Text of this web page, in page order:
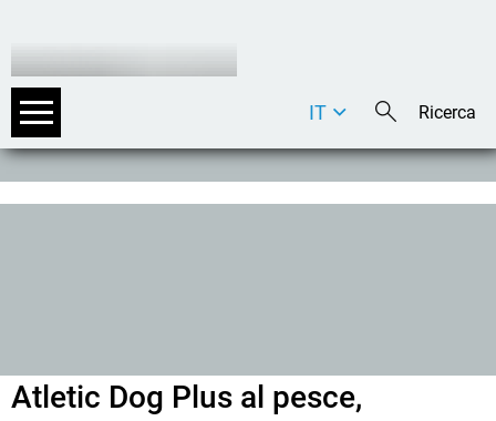
DE
IT
Atletic Dog Plus al pesce,